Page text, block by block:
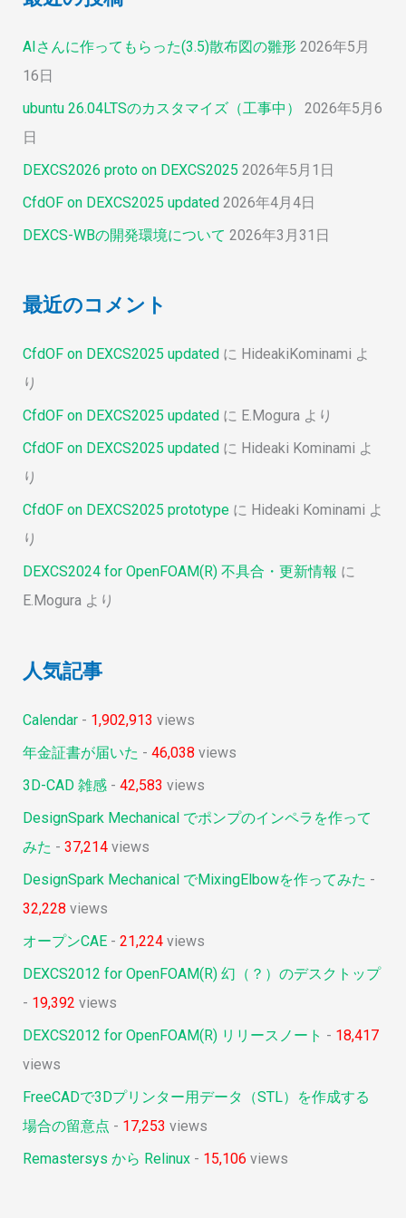
AIさんに作ってもらった(3.5)散布図の雛形 2026年5月
16日
ubuntu 26.04LTSのカスタマイズ（工事中）
2026年5月6
日
DEXCS2026 proto on DEXCS2025 2026年5月1日
CfdOF on DEXCS2025 updated 2026年4月4日
DEXCS-WBの開発環境について 2026年3月31日
最近のコメント
CfdOF on DEXCS2025 updated に HideakiKominami よ
り
CfdOF on DEXCS2025 updated に E.Moguraより
CfdOF on DEXCS2025 updated に Hideaki Kominami よ
り
CfdOF on DEXCS2025 prototypeに Hideaki Kominami よ
り
DEXCS2024 for OpenFOAM(R) 不具合・更新情報 に
E.Moguraより
人気記事
Calendar- 1,902,913 views
年金証書が届いた - 46,038 views
3D-CAD 雑感- 42,583 views
DesignSpark Mechanical でポンプのインペラを作って
みた - 37,214views
DesignSpark Mechanical でMixingElbowを作ってみた -
32,228 views
オープンCAE- 21,224views
DEXCS2012 for OpenFOAM(R) 幻（？）のデスクトップ
- 19,392 views
DEXCS2012 for OpenFOAM(R) リリースノート - 18,417
views
FreeCADで3Dプリンター用データ（STL）を作成する
場合の留意点 - 17,253 views
Remastersys から Relinux- 15,106 views